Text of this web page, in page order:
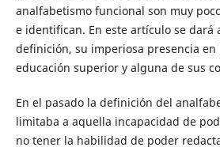
analfabetismo funcional son muy
e identifican. En este artículo se dará
definición, su imperiosa presencia en
educación superior y alguna de sus
En el pasado la definición del
limitaba a aquella incapacidad de
no tener la habilidad de poder